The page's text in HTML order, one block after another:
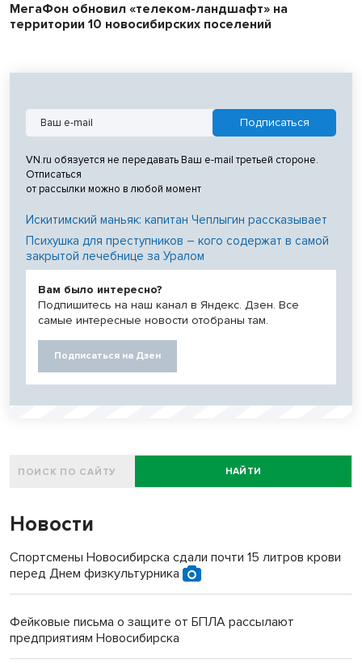
МегаФон обновил «телеком-ландшафт» на
территории 10 новосибирских поселений
VN.ru обязуется не передавать Ваш e-mail третьей стороне.
Отписаться
от рассылки можно в любой момент
Искитимский маньяк: капитан Чеплыгин рассказывает
Психушка для преступников – кого содержат в самой
закрытой лечебнице за Уралом
Вам было интересно?
Подпишитесь на наш канал в Яндекс. Дзен. Все
самые интересные новости отобраны там.
Подписаться на Дзен
НАЙТИ
Новости
Спортсмены Новосибирска сдали почти 15 литров крови
перед Днем физкультурника
Фейковые письма о защите от БПЛА рассылают
предприятиям Новосибирска